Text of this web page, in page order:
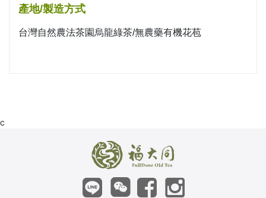
產地/製造方式
台灣自然農法茶園烏龍綠茶/無農藥有機花苞
c